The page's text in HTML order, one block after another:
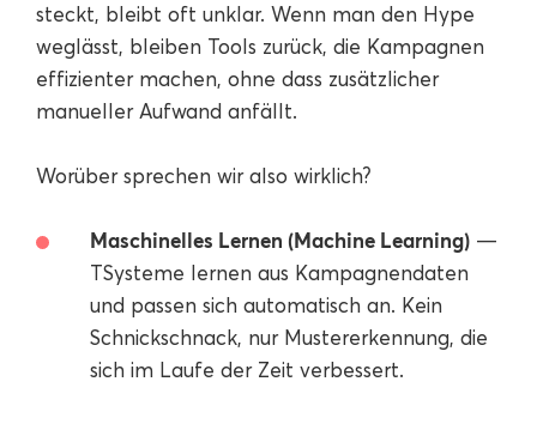
steckt, bleibt oft unklar. Wenn man den Hype
weglässt, bleiben Tools zurück, die Kampagnen
effizienter machen, ohne dass zusätzlicher
manueller Aufwand anfällt.
Worüber sprechen wir also wirklich?
Maschinelles Lernen (Machine Learning) —
TSysteme lernen aus Kampagnendaten
und passen sich automatisch an. Kein
Schnickschnack, nur Mustererkennung, die
sich im Laufe der Zeit verbessert.